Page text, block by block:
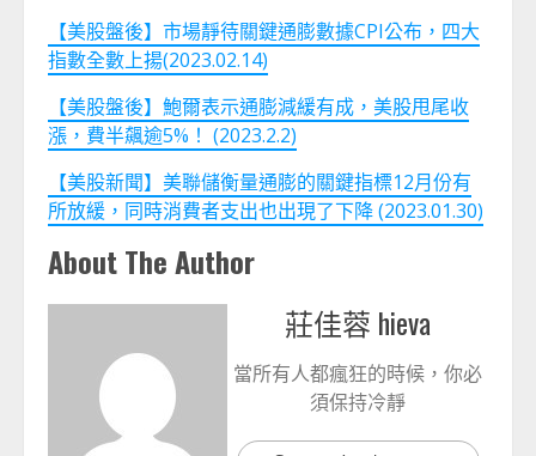
【美股盤後】市場靜待關鍵通膨數據CPI公布，四大
指數全數上揚(2023.02.14)
【美股盤後】鮑爾表示通膨減緩有成，美股甩尾收
漲，費半飆逾5%！ (2023.2.2)
【美股新聞】美聯儲衡量通膨的關鍵指標12月份有
所放緩，同時消費者支出也出現了下降 (2023.01.30)
About The Author
莊佳蓉 hieva
當所有人都瘋狂的時候，你必
須保持冷靜